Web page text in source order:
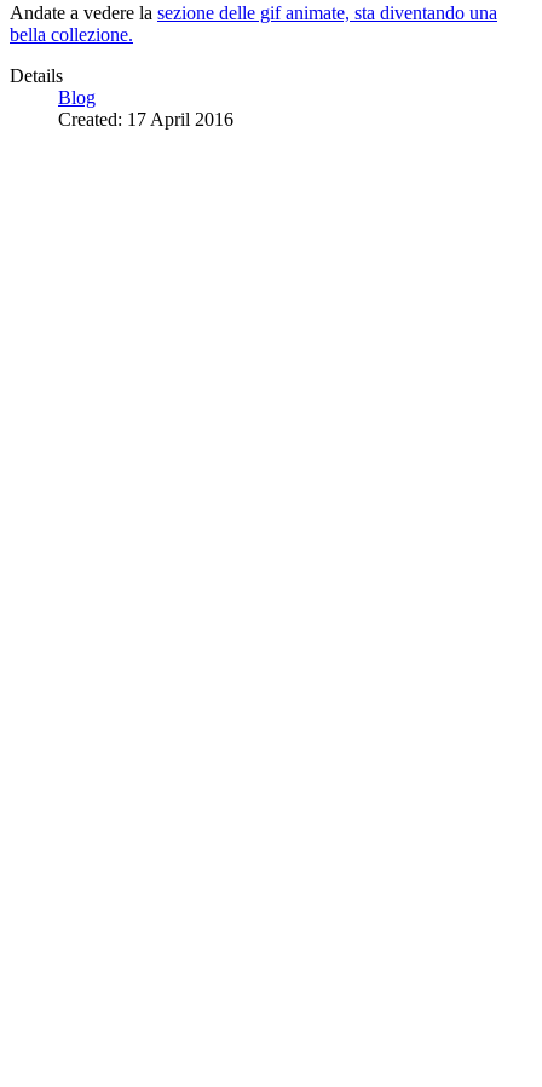
Andate a vedere la sezione delle gif animate, sta diventando una
bella collezione.
Details
Blog
Created: 17 April 2016